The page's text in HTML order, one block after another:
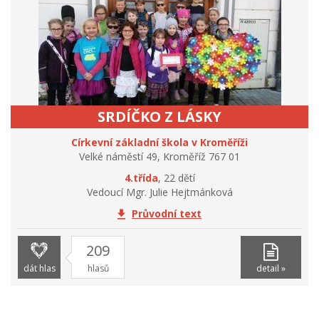
SRDÍČKO Z LÁSKY
Církevní základní škola v Kroměříži
Velké náměstí 49, Kroměříž 767 01
4.třída, 22 dětí
Vedoucí Mgr. Julie Hejtmánková
Průvodní text
dát hlas
209
hlasů detail »